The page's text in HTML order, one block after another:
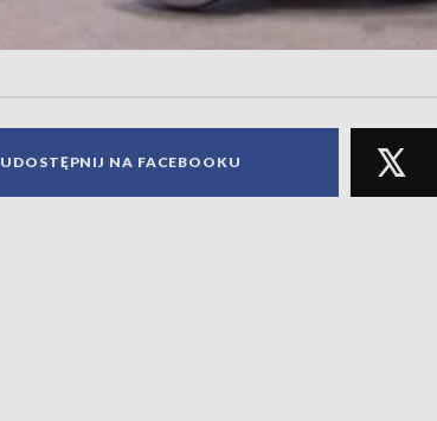
UDOSTĘPNIJ NA FACEBOOKU